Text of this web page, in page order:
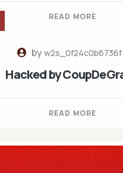
READ MORE
byw2s_0f24c0b6736f
Hacked by
READ MORE